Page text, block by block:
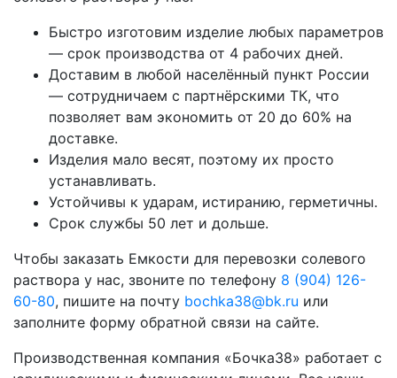
Быстро изготовим изделие любых параметров
— срок производства от 4 рабочих дней.
Доставим в любой населённый пункт России
— сотрудничаем с партнёрскими ТК, что
позволяет вам экономить от 20 до 60% на
доставке.
Изделия мало весят, поэтому их просто
устанавливать.
Устойчивы к ударам, истиранию, герметичны.
Срок службы 50 лет и дольше.
Чтобы заказать Емкости для перевозки солевого
раствора у нас, звоните по телефону 8 (904) 126-
60-80, пишите на почту bochka38@bk.ru или
заполните форму обратной связи на сайте.
Производственная компания «Бочка38» работает с